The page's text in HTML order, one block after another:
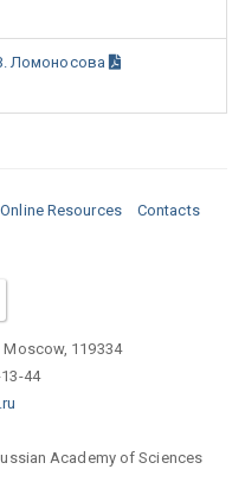
Ломоносова
Online Resources Contacts
119334
44
Academy of Sciences